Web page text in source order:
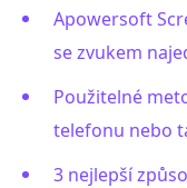
Apowersoft
se zvukem
Použitelné
telefonu nebo
3 nejlepší